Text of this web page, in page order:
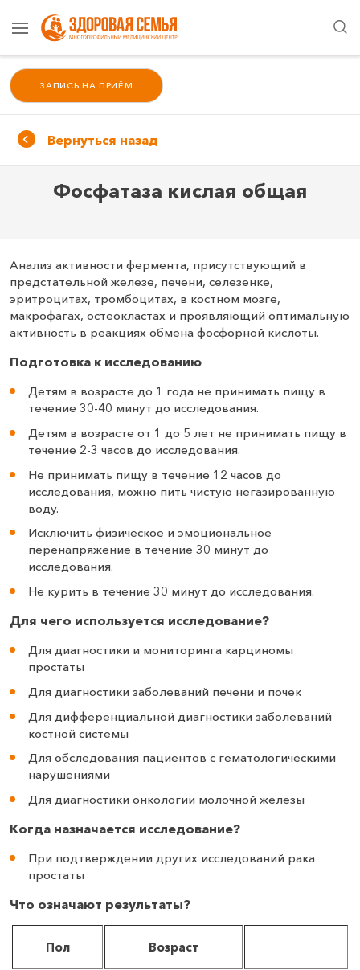
ЗАПИСЬ НА ПРИЁМ
Вернуться назад
Фосфатаза кислая общая
Анализ активности фермента, присутствующий в
предстательной железе, печени, селезенке,
эритроцитах, тромбоцитах, в костном мозге,
макрофагах, остеокластах и проявляющий оптимальную
активность в реакциях обмена фосфорной кислоты.
Подготовка к исследованию
Детям в возрасте до 1 года не принимать пищу в
течение 30-40 минут до исследования.
Детям в возрасте от 1 до 5 лет не принимать пищу в
течение 2-3 часов до исследования.
Не принимать пищу в течение 12 часов до
исследования, можно пить чистую негазированную
воду.
Исключить физическое и эмоциональное
перенапряжение в течение 30 минут до
исследования.
Не курить в течение 30 минут до исследования.
Для чего используется исследование?
Для диагностики и мониторинга карциномы
простаты
Для диагностики заболеваний печени и почек
Для дифференциальной диагностики заболеваний
костной системы
Для обследования пациентов с гематологическими
нарушениями
Для диагностики онкологии молочной железы
Когда назначается исследование?
При подтверждении других исследований рака
простаты
Что означают результаты?
Пол Возраст